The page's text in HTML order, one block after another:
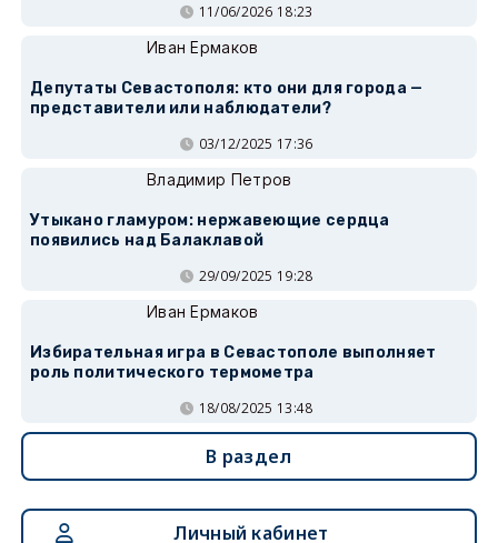
11/06/2026 18:23
Иван Ермаков
Депутаты Севастополя: кто они для города —
представители или наблюдатели?
03/12/2025 17:36
Владимир Петров
Утыкано гламуром: нержавеющие сердца
появились над Балаклавой
29/09/2025 19:28
Иван Ермаков
Избирательная игра в Севастополе выполняет
роль политического термометра
18/08/2025 13:48
В раздел
Личный кабинет